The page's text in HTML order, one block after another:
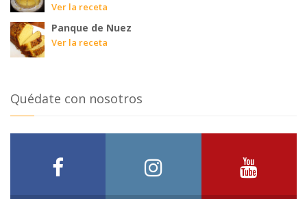
Ver la receta
Panque de Nuez
Ver la receta
Quédate con nosotros